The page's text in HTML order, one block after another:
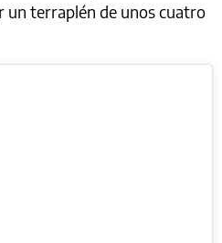
un terraplén de unos cuatro